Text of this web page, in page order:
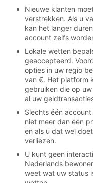
Nieuwe klanten
verstrekken. Als u
kan het langer
account zelfs
Lokale wetten
geaccepteerd.
opties in uw regio
van €. Het platform
gebruiken die op
al uw
Slechts één
niet meer dan één
en als u dat wel
verliezen.
U kunt geen
Nederlands
weet wat uw status